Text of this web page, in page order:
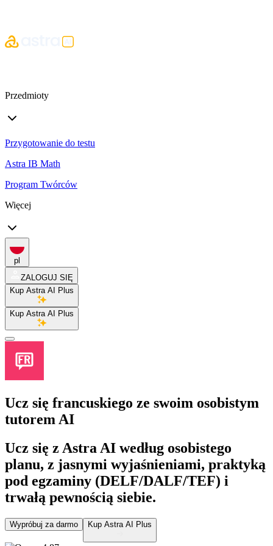
Przedmioty
Przygotowanie do testu
Astra IB Math
Program Twórców
Więcej
pl
ZALOGUJ SIĘ
Kup Astra AI Plus
Kup Astra AI Plus
Ucz się francuskiego ze swoim osobistym
tutorem AI
Ucz się z Astra AI według osobistego
planu, z jasnymi wyjaśnieniami, praktyką
pod egzaminy (DELF/DALF/TEF) i
trwałą pewnością siebie.
Wypróbuj za darmo Kup Astra AI Plus